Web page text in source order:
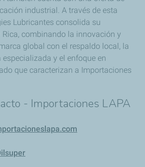
industrial. A través de esta
Lubricantes consolida su
Rica, combinando la innovación y
global con el respaldo local, la
y el enfoque en
que caracterizan a Importaciones
- Importaciones LAPA